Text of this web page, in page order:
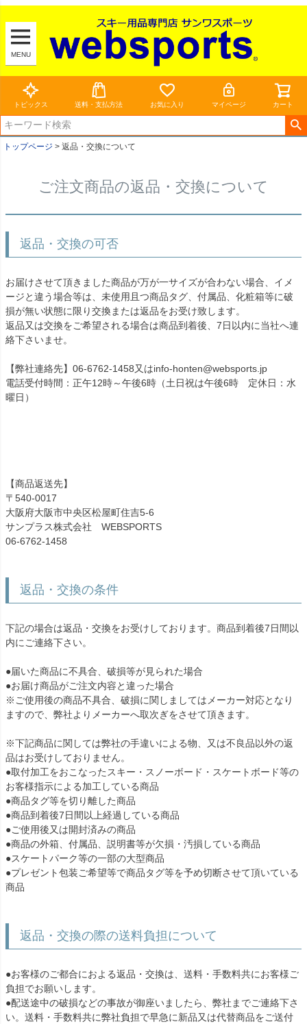
MENU
トピックス 送料・支払方法 お気に入り マイページ カート
トップページ 返品・交換について
ご注文商品の返品・交換について
返品・交換の可否
お届けさせて頂きました商品が万が一サイズが合わない場合、イメ
ージと違う場合等は、未使用且つ商品タグ、付属品、化粧箱等に破
損が無い状態に限り交換または返品をお受け致します。
返品又は交換をご希望される場合は商品到着後、7日以内に当社へ連
絡下さいませ。
【弊社連絡先】06-6762-1458又はinfo-honten@websports.jp
電話受付時間：正午12時～午後6時（土日祝は午後6時 定休日：水
曜日）
【商品返送先】
〒540-0017
大阪府大阪市中央区松屋町住吉5-6
サンプラス株式会社 WEBSPORTS
06-6762-1458
返品・交換の条件
下記の場合は返品・交換をお受けしております。商品到着後7日間以
内にご連絡下さい。
●届いた商品に不具合、破損等が見られた場合
●お届け商品がご注文内容と違った場合
※ご使用後の商品不具合、破損に関しましてはメーカー対応となり
ますので、弊社よりメーカーへ取次ぎをさせて頂きます。
※下記商品に関しては弊社の手違いによる物、又は不良品以外の返
品はお受けしておりません。
●取付加工をおこなったスキー・スノーボード・スケートボード等の
お客様指示による加工している商品
●商品タグ等を切り離した商品
●商品到着後7日間以上経過している商品
●ご使用後又は開封済みの商品
●商品の外箱、付属品、説明書等が欠損・汚損している商品
●スケートパーク等の一部の大型商品
●プレゼント包装ご希望等で商品タグ等を予め切断させて頂いている
商品
返品・交換の際の送料負担について
●お客様のご都合におよる返品・交換は、送料・手数料共にお客様ご
負担でお願いします。
●配送途中の破損などの事故が御座いましたら、弊社までご連絡下さ
い。送料・手数料共に弊社負担で早急に新品又は代替商品をご送付